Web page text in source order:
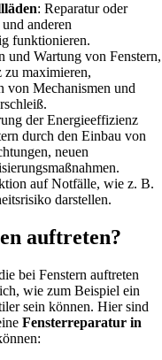
: Reparatur oder
anderen
funktionieren.
und Wartung von Fenstern,
maximieren,
von Mechanismen und
der Energieeffizienz
durch den Einbau von
neuen
auf Notfälle, wie z. B.
darstellen.
auftreten?
bei Fenstern auftreten
wie zum Beispiel ein
sein können. Hier sind
Fensterreparatur in